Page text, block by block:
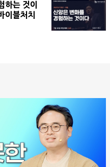
하는 것이
이블처치